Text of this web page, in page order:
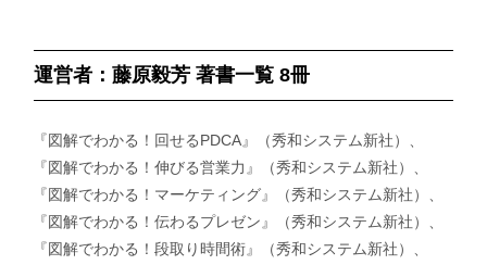
運営者：藤原毅芳 著書一覧 8冊
『図解でわかる！回せるPDCA』（秀和システム新社）、
『図解でわかる！伸びる営業力』（秀和システム新社）、
『図解でわかる！マーケティング』（秀和システム新社）、
『図解でわかる！伝わるプレゼン』（秀和システム新社）、
『図解でわかる！段取り時間術』（秀和システム新社）、